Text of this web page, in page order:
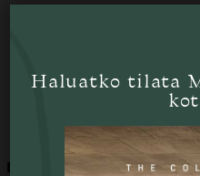
Dibbets circle matto
Haluatko tilata